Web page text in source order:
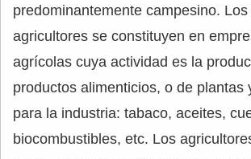
predominantemente campesino.
agricultores se constituyen en
agrícolas cuya actividad es la
productos alimenticios, o de plantas
para la industria: tabaco, aceites,
biocombustibles, etc. Los